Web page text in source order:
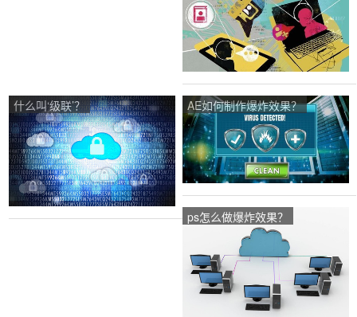
什么叫‘级联’？ AE如何制作爆炸效果？
ps怎么做爆炸效果？